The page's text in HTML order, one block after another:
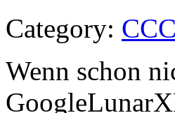
Category: CCC
Wenn schon